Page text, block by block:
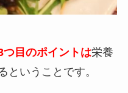
つ目のポイントは栄養
ということです。